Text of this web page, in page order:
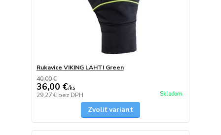
Rukavice VIKING LAHTI Green
40,00 €
36,00 €/ks
29,27 € bez DPH Skladom
Zvoliť variant